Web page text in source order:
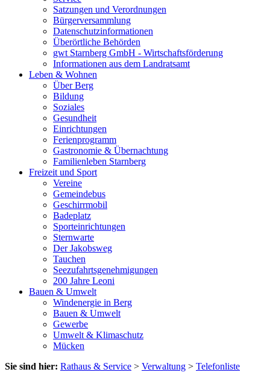
Satzungen und Verordnungen
Bürgerversammlung
Datenschutzinformationen
Überörtliche Behörden
gwt Starnberg GmbH - Wirtschaftsförderung
Informationen aus dem Landratsamt
Leben & Wohnen
Über Berg
Bildung
Soziales
Gesundheit
Einrichtungen
Ferienprogramm
Gastronomie & Übernachtung
Familienleben Starnberg
Freizeit und Sport
Vereine
Gemeindebus
Geschirrmobil
Badeplatz
Sporteinrichtungen
Sternwarte
Der Jakobsweg
Tauchen
Seezufahrtsgenehmigungen
200 Jahre Leoni
Bauen & Umwelt
Windenergie in Berg
Bauen & Umwelt
Gewerbe
Umwelt & Klimaschutz
Mücken
Sie sind hier: Rathaus & Service > Verwaltung > Telefonliste